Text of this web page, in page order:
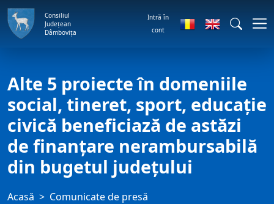
Consiliul
Județean
Dâmbovița
Intră în
cont
Alte 5 proiecte în domeniile
social, tineret, sport, educație
civică beneficiază de astăzi
de finanțare nerambursabilă
din bugetul județului
Acasă
Comunicate de presă